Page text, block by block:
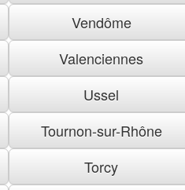
Vendôme
Valenciennes
Ussel
Tournon-sur-Rhône
Torcy